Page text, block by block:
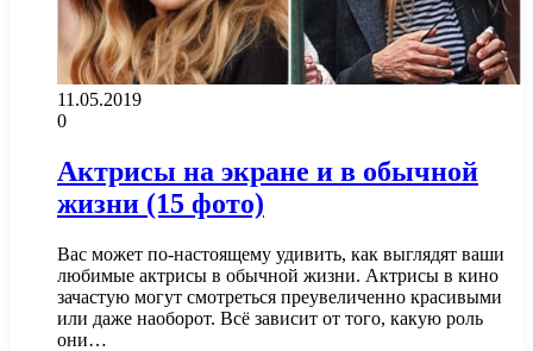
11.05.2019
0
Актрисы на экране и в обычной
жизни (15 фото)
Вас может по-настоящему удивить, как выглядят ваши
любимые актрисы в обычной жизни. Актрисы в кино
зачастую могут смотреться преувеличенно красивыми
или даже наоборот. Всё зависит от того, какую роль
они…